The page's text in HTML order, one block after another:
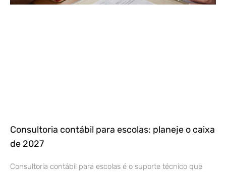
Consultoria contábil para escolas: planeje o caixa
de 2027
Consultoria contábil para escolas é o suporte técnico que